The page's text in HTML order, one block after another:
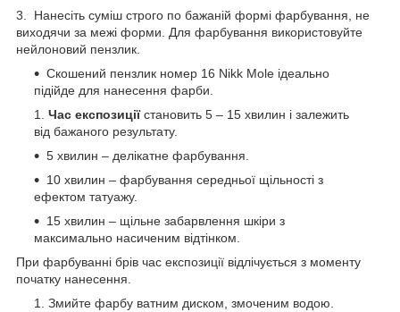
3. Нанесіть суміш строго по бажаній формі фарбування, не
виходячи за межі форми. Для фарбування використовуйте
нейлоновий пензлик.
Скошений пензлик номер 16 Nikk Mole ідеально
підійде для нанесення фарби.
Час експозиціїстановить 5 – 15 хвилин і залежить
від бажаного результату.
5 хвилин – делікатне фарбування.
10 хвилин – фарбування середньої щільності з
ефектом татуажу.
15 хвилин – щільне забарвлення шкіри з
максимально насиченим відтінком.
При фарбуванні брів час експозиції відлічується з моменту
початку нанесення.
Змийте фарбу ватним диском, змоченим водою.